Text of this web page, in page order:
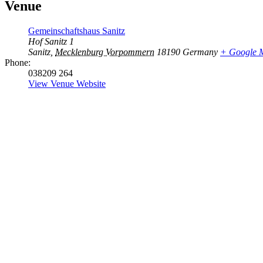
Venue
Gemeinschaftshaus Sanitz
Hof Sanitz 1
Sanitz Mecklenburg Vorpommern 18190 Germany + Google
Phone:
038209 264
View Venue Website